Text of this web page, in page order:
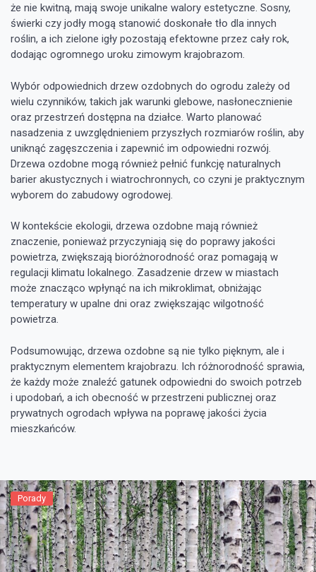
że nie kwitną, mają swoje unikalne walory estetyczne. Sosny,
świerki czy jodły mogą stanowić doskonałe tło dla innych
roślin, a ich zielone igły pozostają efektowne przez cały rok,
dodając ogromnego uroku zimowym krajobrazom.
Wybór odpowiednich drzew ozdobnych do ogrodu zależy od
wielu czynników, takich jak warunki glebowe, nasłonecznienie
oraz przestrzeń dostępna na działce. Warto planować
nasadzenia z uwzględnieniem przyszłych rozmiarów roślin, aby
uniknąć zagęszczenia i zapewnić im odpowiedni rozwój.
Drzewa ozdobne mogą również pełnić funkcję naturalnych
barier akustycznych i wiatrochronnych, co czyni je praktycznym
wyborem do zabudowy ogrodowej.
W kontekście ekologii, drzewa ozdobne mają również
znaczenie, ponieważ przyczyniają się do poprawy jakości
powietrza, zwiększają bioróżnorodność oraz pomagają w
regulacji klimatu lokalnego. Zasadzenie drzew w miastach
może znacząco wpłynąć na ich mikroklimat, obniżając
temperatury w upalne dni oraz zwiększając wilgotność
powietrza.
Podsumowując, drzewa ozdobne są nie tylko pięknym, ale i
praktycznym elementem krajobrazu. Ich różnorodność sprawia,
że każdy może znaleźć gatunek odpowiedni do swoich potrzeb
i upodobań, a ich obecność w przestrzeni publicznej oraz
prywatnych ogrodach wpływa na poprawę jakości życia
mieszkańców.
Porady